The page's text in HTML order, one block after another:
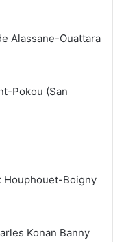
Alassane-Ouattara
Pokou (San
Houphouet-Boigny
Konan Banny